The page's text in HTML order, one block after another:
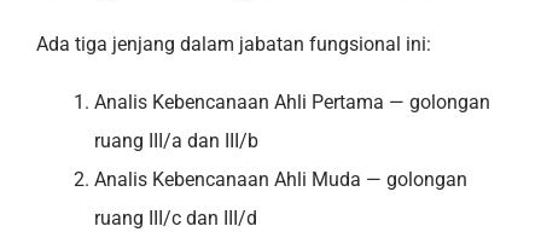
Ada tiga jenjang dalam jabatan fungsional ini:
Analis Kebencanaan Ahli Pertama — golongan
ruang III/a dan III/b
Analis Kebencanaan Ahli Muda — golongan
ruang III/c dan III/d